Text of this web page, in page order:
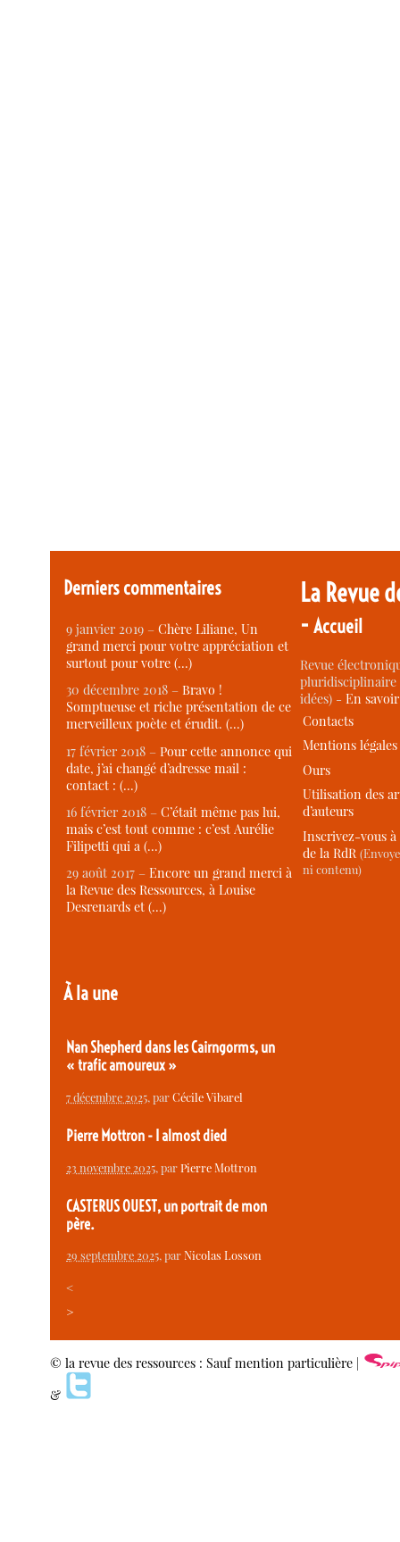
Derniers commentaires
9 janvier 2019 –Chère Liliane, Un
grand merci pour votre appréciation et
surtout pour votre (…)
30 décembre 2018 –Bravo !
Somptueuse et riche présentation de ce
merveilleux poète et érudit. (…)
17 février 2018 –Pour cette annonce qui
date, j’ai changé d’adresse mail :
contact : (…)
16 février 2018 –C’était même pas lui,
mais c’est tout comme : c’est Aurélie
Filipetti qui a (…)
29 août 2017 –Encore un grand merci à
la Revue des Ressources, à Louise
Desrenards et (…)
À la une
Nan Shepherd dans les Cairngorms, un
« trafic amoureux »
7 décembre 2025, parCécile Vibarel
Pierre Mottron - I almost died
23 novembre 2025, parPierre Mottron
CASTERUS OUEST, un portrait de mon
père.
29 septembre 2025, parNicolas Losson
<
>
La Revue
-Accueil
Revue
idées) -En
Contacts
Mentions légales
Ours
Utilisation des
d’auteurs
Inscrivez-vous
de la RdR
ni contenu)
© la revue des ressources : Sauf mention particulière |
&